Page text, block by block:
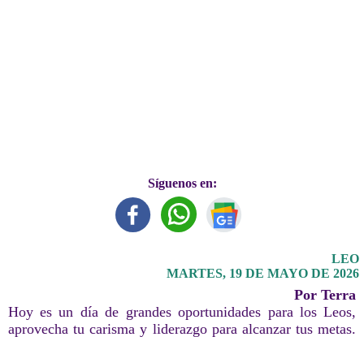
Síguenos en:
LEO
MARTES, 19 DE MAYO DE 2026
Por Terra
Hoy es un día de grandes oportunidades para los Leos,
aprovecha tu carisma y liderazgo para alcanzar tus metas.